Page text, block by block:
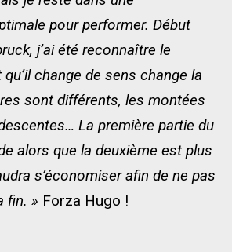
pour performer. Début
j’ai été reconnaître le
change de sens change la
sont différents, les montées
La première partie du
alors que la deuxième est plus
s’économiser afin de ne pas
fin. » Forza Hugo !